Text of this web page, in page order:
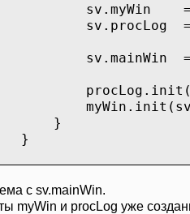
=
=
=
с sv.mainWin.
myWin и procLog уже